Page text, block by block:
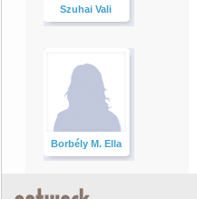
Szuhai Vali
Borbély M. Ella